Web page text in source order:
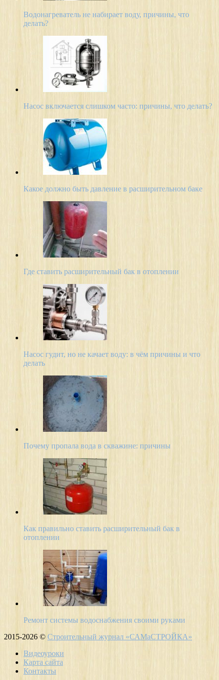
Водонагреватель не набирает воду, причины, что
делать?
Насос включается слишком часто: причины, что делать?
Какое должно быть давление в расширительном баке
Где ставить расширительный бак в отоплении
Насос гудит, но не качает воду: в чём причины и что
делать
Почему пропала вода в скважине: причины
Как правильно ставить расширительный бак в
отоплении
Ремонт системы водоснабжения своими руками
2015-2026 © Строительный журнал «САМаСТРОЙКА»
Видеоуроки
Карта сайта
Контакты